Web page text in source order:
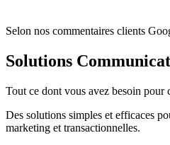
Selon nos commentaires clients
Solutions
Tout ce dont vous avez besoin pour
Des solutions simples et efficaces
marketing et transactionnelles.